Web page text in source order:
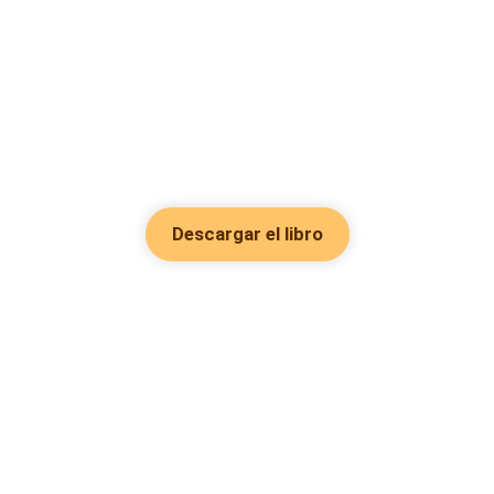
Descargar el libro